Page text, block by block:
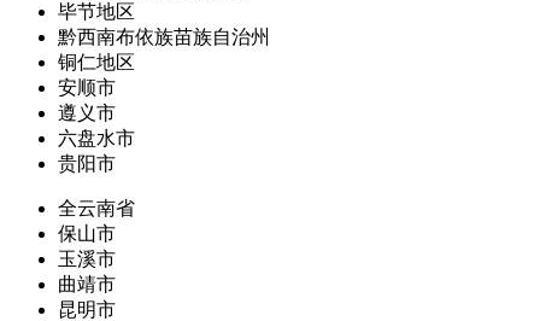
毕节地区
黔西南布依族苗族自治州
铜仁地区
安顺市
遵义市
六盘水市
贵阳市
全云南省
保山市
玉溪市
曲靖市
昆明市